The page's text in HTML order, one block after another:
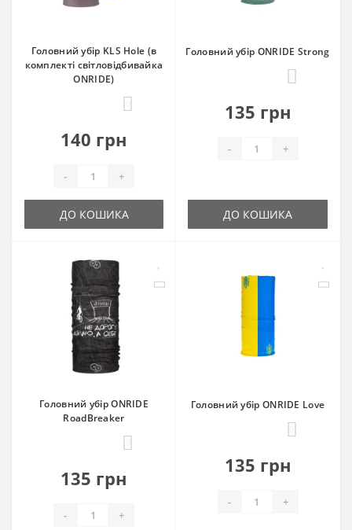
Головний убір KLS Hole (в
комплекті світловідбивайка
ONRIDE)
140 грн
- +
ДО КОШИКА
Головний убір ONRIDE Strong
135 грн
- +
ДО КОШИКА
Головний убір ONRIDE
RoadBreaker
135 грн
- +
Головний убір ONRIDE Love
135 грн
- +